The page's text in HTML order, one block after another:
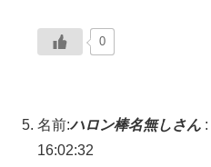
0
名前:ハロン棒名無しさん :
16:02:32